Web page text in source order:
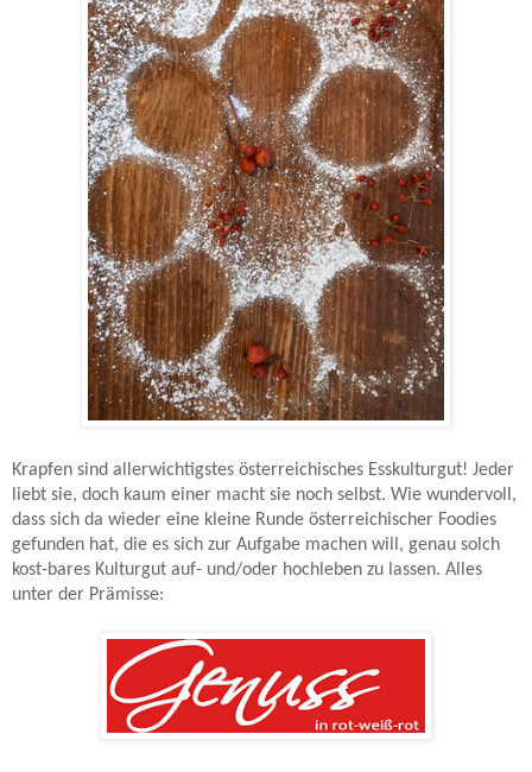
Krapfen sind allerwichtigstes österreichisches Esskulturgut! Jeder
liebt sie, doch kaum einer macht sie noch selbst. Wie wundervoll,
dass sich da wieder eine kleine Runde österreichischer Foodies
gefunden hat, die es sich zur Aufgabe machen will, genau solch
kost-bares Kulturgut auf- und/oder hochleben zu lassen. Alles
unter der Prämisse: